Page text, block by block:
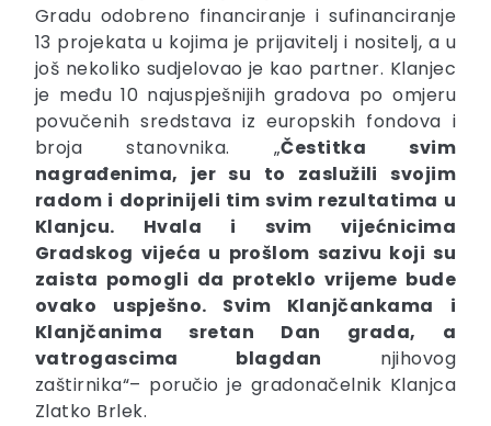
Gradu odobreno financiranje i sufinanciranje
13 projekata u kojima je prijavitelj i nositelj, a u
još nekoliko sudjelovao je kao partner. Klanjec
je među 10 najuspješnijih gradova po omjeru
povučenih sredstava iz europskih fondova i
broja stanovnika. „Čestitka svim
nagrađenima, jer su to zaslužili svojim
radom i doprinijeli tim svim rezultatima u
Klanjcu. Hvala i svim vijećnicima
Gradskog vijeća u prošlom sazivu koji su
zaista pomogli da proteklo vrijeme bude
ovako uspješno. Svim Klanjčankama i
Klanjčanima sretan Dan grada, a
vatrogascima blagdan njihovog
zaštirnika“– poručio je gradonačelnik Klanjca
Zlatko Brlek.